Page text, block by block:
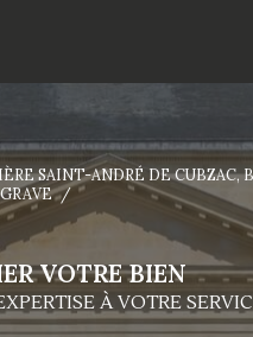
SAINT-ANDRÉ DE CUBZAC,
VOTRE BIEN
À VOTRE